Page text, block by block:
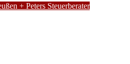
+ Peters Steuerberater